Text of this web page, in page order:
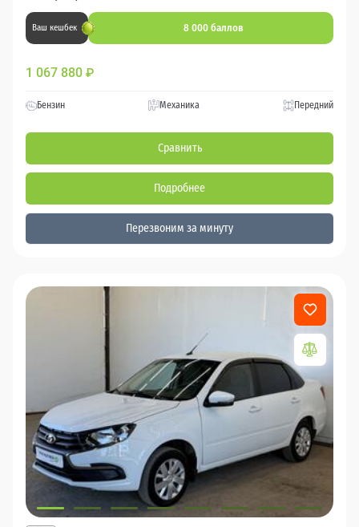
Ваш кешбек 8 000 баллов
1 067 880 ₽
Бензин Механика Передний
Сравнить
Подробнее
Перезвоним за минуту